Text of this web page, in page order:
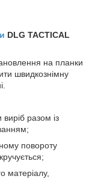
DLG TACTICAL
на планки
швидкознімну
разом із
повороту
матеріалу,